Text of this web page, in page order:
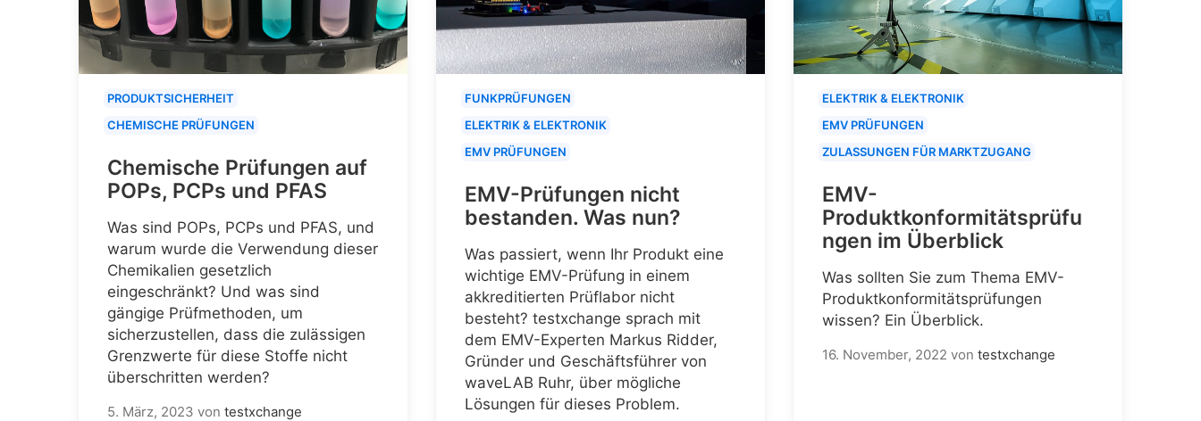
PRODUKTSICHERHEIT
CHEMISCHE PRÜFUNGEN
Chemische Prüfungen auf
POPs, PCPs und PFAS
Was sind POPs, PCPs und PFAS, und
warum wurde die Verwendung dieser
Chemikalien gesetzlich
eingeschränkt? Und was sind
gängige Prüfmethoden, um
sicherzustellen, dass die zulässigen
Grenzwerte für diese Stoffe nicht
überschritten werden?
5. März, 2023 von testxchange
FUNKPRÜFUNGEN
ELEKTRIK & ELEKTRONIK
EMV PRÜFUNGEN
EMV-Prüfungen nicht
bestanden. Was nun?
Was passiert, wenn Ihr Produkt eine
wichtige EMV-Prüfung in einem
akkreditierten Prüflabor nicht
besteht? testxchange sprach mit
dem EMV-Experten Markus Ridder,
Gründer und Geschäftsführer von
waveLAB Ruhr, über mögliche
Lösungen für dieses Problem.
ELEKTRIK & ELEKTRONIK
EMV PRÜFUNGEN
ZULASSUNGEN FÜR MARKTZUGANG
EMV-
Produktkonformitätsprüfu
ngen im Überblick
Was sollten Sie zum Thema EMV-
Produktkonformitätsprüfungen
wissen? Ein Überblick.
16. November, 2022 von testxchange